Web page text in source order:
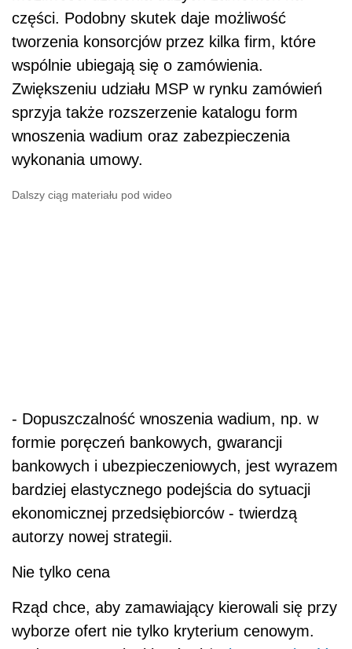
części. Podobny skutek daje możliwość
tworzenia konsorcjów przez kilka firm, które
wspólnie ubiegają się o zamówienia.
Zwiększeniu udziału MSP w rynku zamówień
sprzyja także rozszerzenie katalogu form
wnoszenia wadium oraz zabezpieczenia
wykonania umowy.
Dalszy ciąg materiału pod wideo
- Dopuszczalność wnoszenia wadium, np. w
formie poręczeń bankowych, gwarancji
bankowych i ubezpieczeniowych, jest wyrazem
bardziej elastycznego podejścia do sytuacji
ekonomicznej przedsiębiorców - twierdzą
autorzy nowej strategii.
Nie tylko cena
Rząd chce, aby zamawiający kierowali się przy
wyborze ofert nie tylko kryterium cenowym.